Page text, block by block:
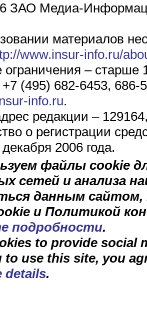
ЗАО Медиа-
материалов
www.insur-info.ru/
ограничения – старше
(495) 682-6453, 686-
info.ru.
редакции –
о регистрации
2006 года.
файлы cookie
сетей и анализа
данным
и Политикой
подробности.
to provide social
use this site, you
details.